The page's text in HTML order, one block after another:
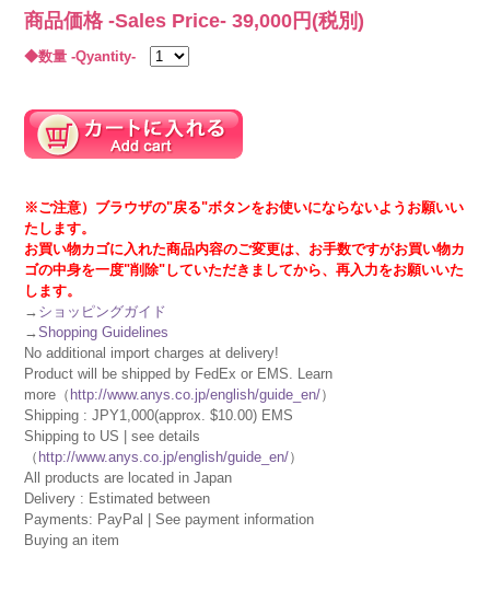
商品価格 -Sales Price-39,000 円(税別)
◆数量 -Qyantity-
※ご注意）ブラウザの"戻る"ボタンをお使いにならないようお願いい
たします。
お買い物カゴに入れた商品内容のご変更は、お手数ですがお買い物カ
ゴの中身を一度"削除"していただきましてから、再入力をお願いいた
します。
→ ショッピングガイド
→Shopping Guidelines
No additional import charges at delivery!
Product will be shipped by FedEx or EMS. Learn
more（ http://www.anys.co.jp/english/guide_en/）
Shipping : JPY1,000(approx. $10.00) EMS
Shipping to US | see details
（ http://www.anys.co.jp/english/guide_en/）
All products are located in Japan
Delivery : Estimated between
Payments: PayPal | See payment information
Buying an item